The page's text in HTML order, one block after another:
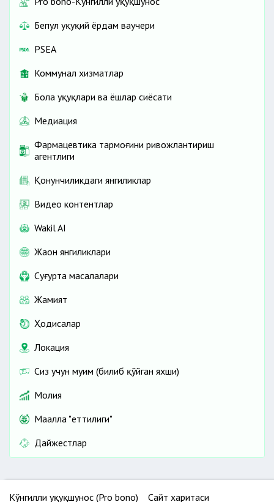
Бепул ҳуқуқий ёрдам ваучери
PSEA
Коммунал хизматлар
Бола ҳуқуқлари ва ёшлар сиёсати
Медиация
Фармацевтика тармоғини ривожлантириш
агентлиги
Қонунчиликдаги янгиликлар
Видео контентлар
Wakil AI
Жаҳон янгиликлари
Cуғурта масалалари
Жамият
Ҳодисалар
Локация
Сиз учун муҳим (билиб қўйган яхши)
Молия
Маҳалла "еттилиги"
Дайжестлар
Кўнгилли ҳуқуқшунос (Pro bono) Сайт харитаси